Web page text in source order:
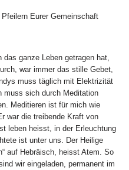
Eurer Gemeinschaft
ganze Leben getragen hat,
war immer das stille Gebet,
muss täglich mit Elektrizität
muss sich durch Meditation
Meditieren ist für mich wie
war die treibende Kraft von
leben heisst, in der Erleuchtung
ist unter uns. Der Heilige
auf Hebräisch, heisst Atem. So
wir eingeladen, permanent im